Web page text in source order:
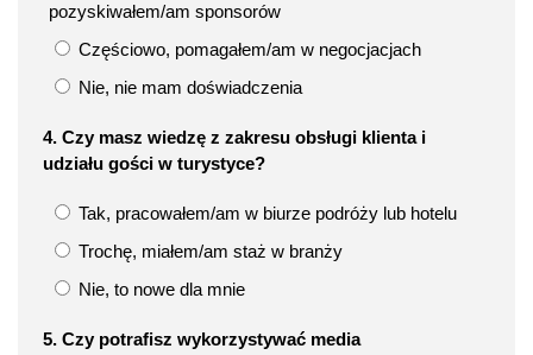
pozyskiwałem/am sponsorów
Częściowo, pomagałem/am w negocjacjach
Nie, nie mam doświadczenia
4. Czy masz wiedzę z zakresu obsługi klienta i
udziału gości w turystyce?
Tak, pracowałem/am w biurze podróży lub hotelu
Trochę, miałem/am staż w branży
Nie, to nowe dla mnie
5. Czy potrafisz wykorzystywać media